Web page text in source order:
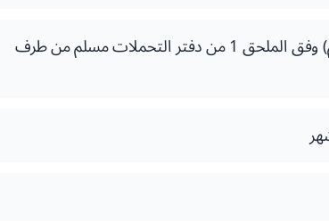
ضمانة بنكية بقيمة 500.000 درهم (خمسمئة ألف درهم) وفق الملحق 1 من دفتر التحملات مسلم من طرف